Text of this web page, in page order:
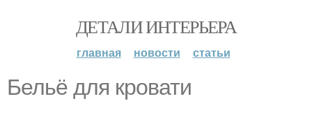
ДЕТАЛИ ИНТЕРЬЕРА
главная новости статьи
Бельё для кровати